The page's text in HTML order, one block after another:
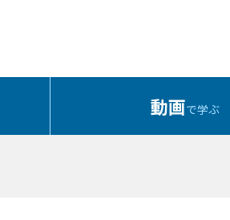
動画で学ぶ